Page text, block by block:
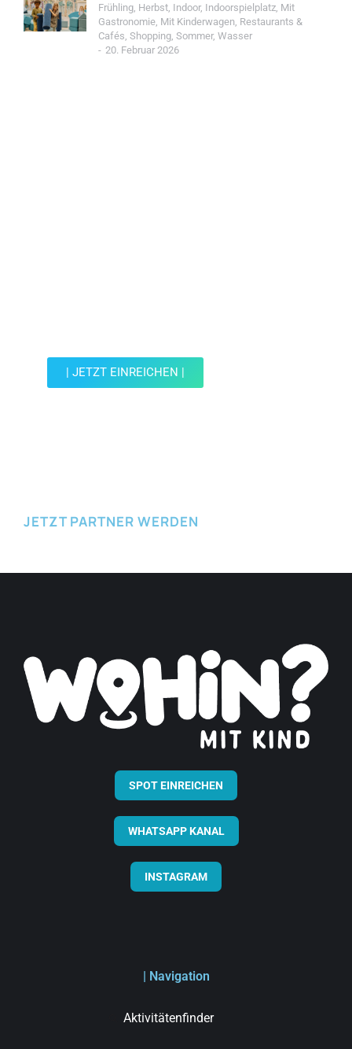
Frühling, Herbst, Indoor, Indoorspielplatz, Mit
Gastronomie, Mit Kinderwagen, Restaurants &
Cafés, Shopping, Sommer, Wasser
20. Februar 2026
| JETZT EINREICHEN |
JETZT PARTNER WERDEN
SPOT EINREICHEN
WHATSAPP KANAL
INSTAGRAM
| Navigation
Aktivitätenfinder